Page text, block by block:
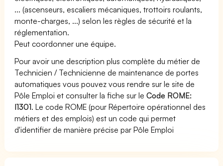
... (ascenseurs, escaliers mécaniques, trottoirs roulants,
monte-charges, ...) selon les règles de sécurité et la
réglementation.
Peut coordonner une équipe.
Pour avoir une description plus complète du métier de
Technicien / Technicienne de maintenance de portes
automatiques vous pouvez vous rendre sur le site de
Pôle Emploi et consulter la fiche sur leCode ROME:
I1301. Le code ROME (pour Répertoire opérationnel des
métiers et des emplois) est un code qui permet
d'identifier de manière précise par Pôle Emploi